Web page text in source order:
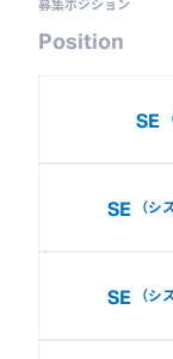
Position
SE
SE （シ
SE （シ